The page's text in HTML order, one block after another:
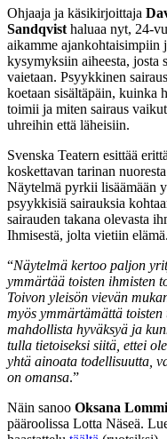
Ohjaaja ja käsikirjoittaja
Sandqvist haluaa nyt, 24-
aikamme ajankohtaisimpiin
kysymyksiin aiheesta, josta
vaietaan. Psyykkinen
koetaan sisältäpäin, kuinka
toimii ja miten sairaus
uhreihin että läheisiin.
Svenska Teatern esittää
koskettavan tarinan
Näytelmä pyrkii lisäämään
psyykkisiä sairauksia
sairauden takana olevasta
Ihmisestä, jolta vietiin elämä.
“Näytelmä kertoo paljon
ymmärtää toisten ihmisten
Toivon yleisön vievän
myös ymmärtämättä
mahdollista hyväksyä ja
tulla tietoiseksi siitä, ettei
yhtä ainoata todellisuutta,
on omansa.”
Näin sanoo Oksana Lommi
pääroolissa Lotta Näseä.